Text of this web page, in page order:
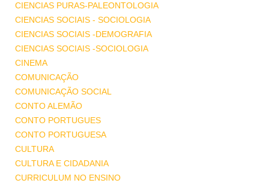
CIENCIAS PURAS-PALEONTOLOGIA
CIENCIAS SOCIAIS - SOCIOLOGIA
CIENCIAS SOCIAIS -DEMOGRAFIA
CIENCIAS SOCIAIS -SOCIOLOGIA
CINEMA
COMUNICAÇÃO
COMUNICAÇÃO SOCIAL
CONTO ALEMÃO
CONTO PORTUGUES
CONTO PORTUGUESA
CULTURA
CULTURA E CIDADANIA
CURRICULUM NO ENSINO